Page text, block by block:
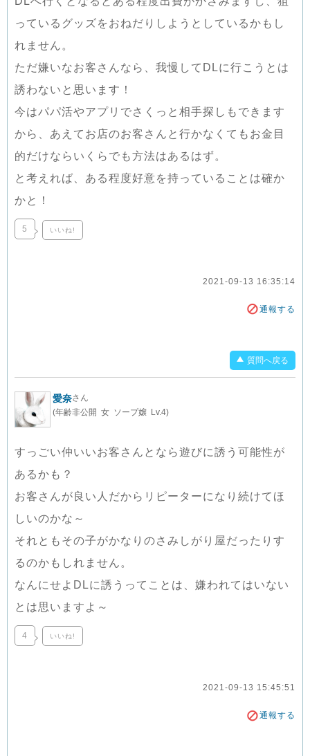
っているグッズをおねだりしようとしているかもし
れません。
ただ嫌いなお客さんなら、我慢してDLに行こうとは
誘わないと思います！
今はパパ活やアプリでさくっと相手探しもできます
から、あえてお店のお客さんと行かなくてもお金目
的だけならいくらでも方法はあるはず。
と考えれば、ある程度好意を持っていることは確か
かと！
5 いいね!
2021-09-13 16:35:14
通報する
質問へ戻る
愛奈さん
(年齢非公開 女 ソープ嬢 Lv.4)
すっごい仲いいお客さんとなら遊びに誘う可能性が
あるかも？
お客さんが良い人だからリピーターになり続けてほ
しいのかな～
それともその子がかなりのさみしがり屋だったりす
るのかもしれません。
なんにせよDLに誘うってことは、嫌われてはいない
とは思いますよ～
4 いいね!
2021-09-13 15:45:51
通報する